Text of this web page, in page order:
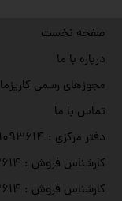
صفحه نخست
درباره با ما
مجوزهای رسمی کاریزما
تماس با ما
دفتر مرکزی : ۰۲۱۹۱۰۹۳۶۱۴
کارشناس فروش : ۰۹۲۰۱۰۹۳۶۱۴
کارشناس فروش : ۰۹۳۷۱۰۹۳۶۱۴